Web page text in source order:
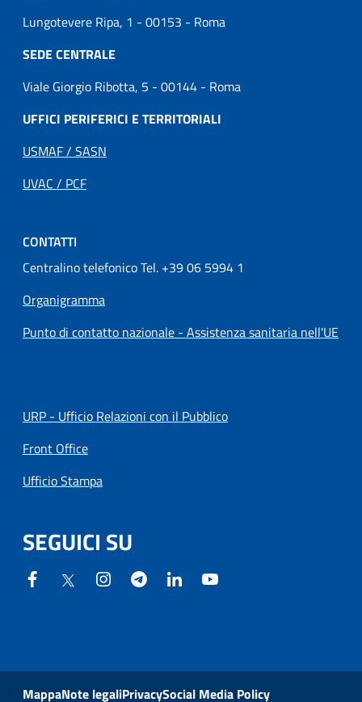
Lungotevere Ripa, 1 - 00153 - Roma
SEDE CENTRALE
Viale Giorgio Ribotta, 5 - 00144 - Roma
UFFICI PERIFERICI E TERRITORIALI
USMAF / SASN
UVAC / PCF
CONTATTI
Centralino telefonico Tel. +39 06 5994 1
Organigramma
Punto di contatto nazionale - Assistenza sanitaria nell'UE
URP - Ufficio Relazioni con il Pubblico
Front Office
Ufficio Stampa
SEGUICI SU
MappaNote legaliPrivacySocial Media Policy